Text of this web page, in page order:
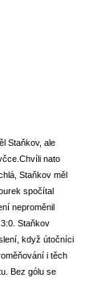
Staňkov, ale
nato
Staňkov měl
spočítal
neproměnil
Staňkov
když útočníci
i těch
Bez gólu se